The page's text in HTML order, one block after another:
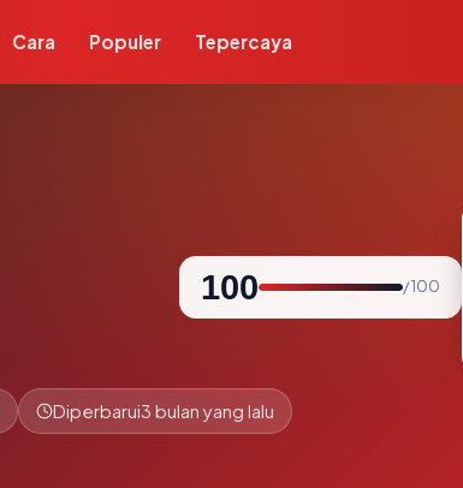
Cara Populer Tepercaya
100 / 100
Diperbarui3 bulan yang lalu